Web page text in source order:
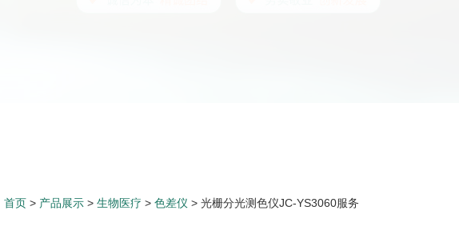
首页 > 产品展示 > 生物医疗 > 色差仪 > 光栅分光测色仪JC-YS3060服务